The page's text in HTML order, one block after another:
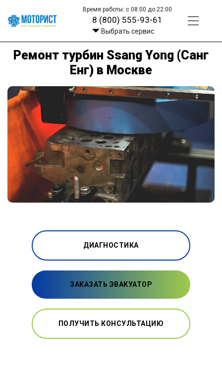
Время работы: с 08:00 до 22:00
8 (800) 555-93-61
Выбрать сервис
Ремонт турбин Ssang Yong (Санг
Енг) в Москве
ДИАГНОСТИКА
ЗАКАЗАТЬ ЭВАКУАТОР
ПОЛУЧИТЬ КОНСУЛЬТАЦИЮ